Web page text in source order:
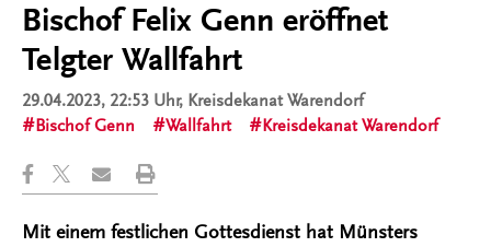
Bischof Felix Genn eröffnet
Telgter Wallfahrt
29.04.2023, 22:53 Uhr, Kreisdekanat Warendorf
Bischof Genn
Wallfahrt Kreisdekanat Warendorf
Mit einem festlichen Gottesdienst hat Münsters